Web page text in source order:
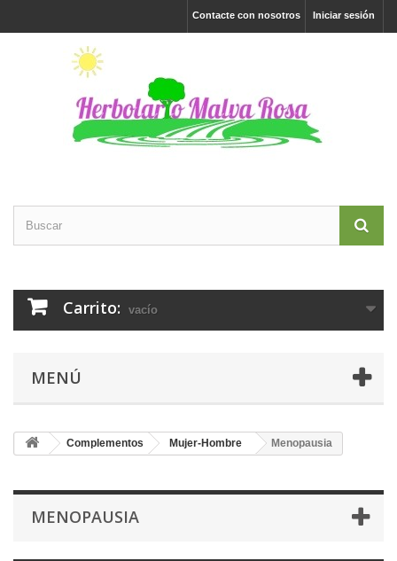
Iniciar sesión
Contacte con nosotros
Carrito: vacío
MENÚ
Complementos Mujer-Hombre Menopausia
MENOPAUSIA